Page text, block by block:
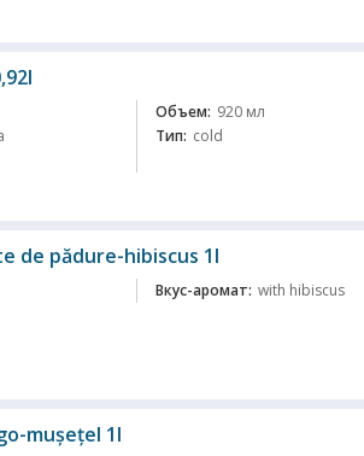
Объем: 920 мл
Тип: cold
de pădure-hibiscus 1l
Вкус-аромат: with hibiscus
mușețel 1l